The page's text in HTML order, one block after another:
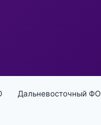
Дальневосточный ФО